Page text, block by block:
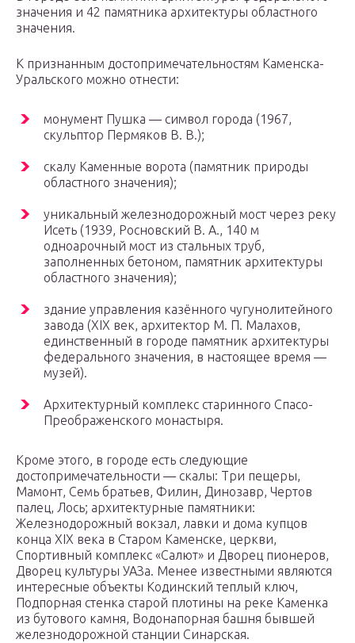
значения и 42 памятника архитектуры областного
значения.
К признанным достопримечательностям Каменска-
Уральского можно отнести:
монумент Пушка — символ города (1967,
скульптор Пермяков В. В.);
скалу Каменные ворота (памятник природы
областного значения);
уникальный железнодорожный мост через реку
Исеть (1939, Росновский В. А., 140 м
одноарочный мост из стальных труб,
заполненных бетоном, памятник архитектуры
областного значения);
здание управления казённого чугунолитейного
завода (XIX век, архитектор М. П. Малахов,
единственный в городе памятник архитектуры
федерального значения, в настоящее время —
музей).
Архитектурный комплекс старинного Спасо-
Преображенского монастыря.
Кроме этого, в городе есть следующие
достопримечательности — скалы: Три пещеры,
Мамонт, Семь братьев, Филин, Динозавр, Чертов
палец, Лось; архитектурные памятники:
Железнодорожный вокзал, лавки и дома купцов
конца XIX века в Старом Каменске, церкви,
Спортивный комплекс «Салют» и Дворец пионеров,
Дворец культуры УАЗа. Менее известными являются
интересные объекты Кодинский теплый ключ,
Подпорная стенка старой плотины на реке Каменка
из бутового камня, Водонапорная башня бывшей
железнодорожной станции Синарская.